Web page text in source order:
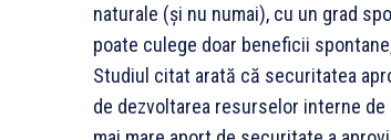
naturale (și nu numai), cu un grad
poate culege doar beneficii
Studiul citat arată că securitatea
de dezvoltarea resurselor interne